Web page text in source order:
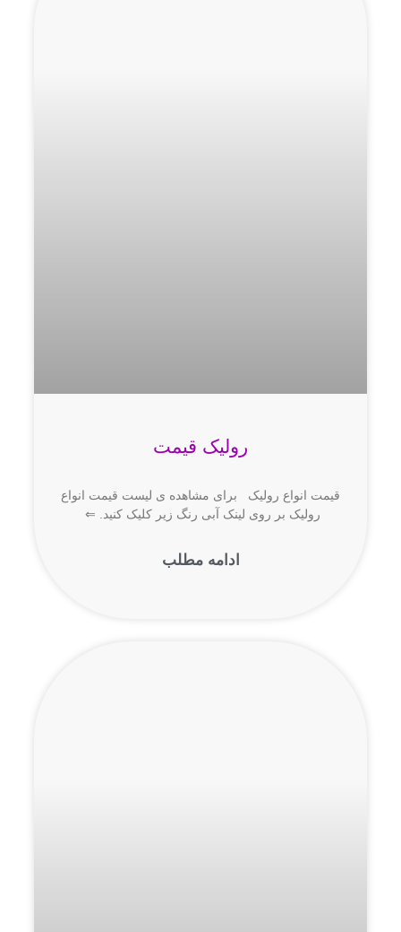
رولیک قیمت
قیمت انواع رولیک برای مشاهده ی لیست قیمت انواع
رولیک بر روی لینک آبی رنگ زیر کلیک کنید. ⇐
ادامه مطلب